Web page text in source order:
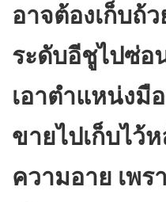
อาจต้องเก็บถ้
ระดับอีชูไปซ่อ
เอาตำแหน่งมื
ขายไปเก็บไว้
ความอาย เพร